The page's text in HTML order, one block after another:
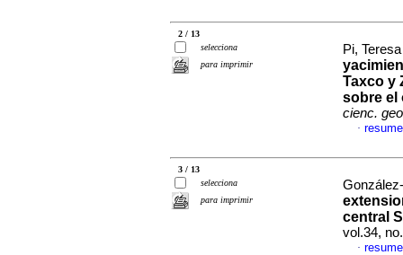
2 / 13
selecciona
para imprimir
Pi,
Taxco y
sobre el
cienc.
·
3 / 13
selecciona
para imprimir
central
vol.34,
·